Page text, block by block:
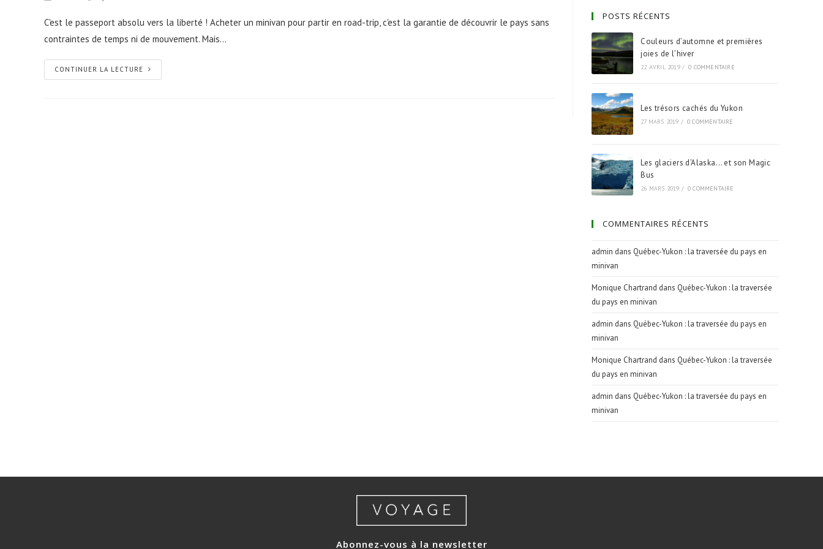
C'est le passeport absolu vers la liberté ! Acheter un minivan pour partir en road-trip, c'est la garantie de découvrir le pays sans
contraintes de temps ni de mouvement. Mais…
CONTINUER LA LECTURE
POSTS RÉCENTS
Couleurs d’automne et premières
joies de l’hiver
22 AVRIL 2019 / 0 COMMENTAIRE
Les trésors cachés du Yukon
27 MARS 2019 / 0 COMMENTAIRE
Les glaciers d’Alaska… et son Magic
Bus
26 MARS 2019 / 0 COMMENTAIRE
COMMENTAIRES RÉCENTS
admin dans Québec-Yukon : la traversée du pays en
minivan
Monique Chartrand dans Québec-Yukon : la traversée
du pays en minivan
admin dans Québec-Yukon : la traversée du pays en
minivan
Monique Chartrand dans Québec-Yukon : la traversée
du pays en minivan
admin dans Québec-Yukon : la traversée du pays en
minivan
Abonnez-vous à la newsletter